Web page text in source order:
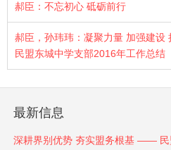
郝臣：不忘初心 砥砺前行
郝臣，孙玮玮：凝聚力量 加强建
民盟东城中学支部2016年工作总结
最新信息
深耕界别优势 夯实盟务根基 —— 民